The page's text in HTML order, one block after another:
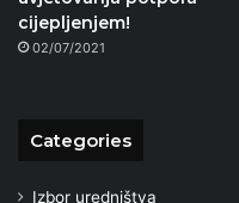
cijepljenjem!
02/07/2021
Categories
Izbor uredništva